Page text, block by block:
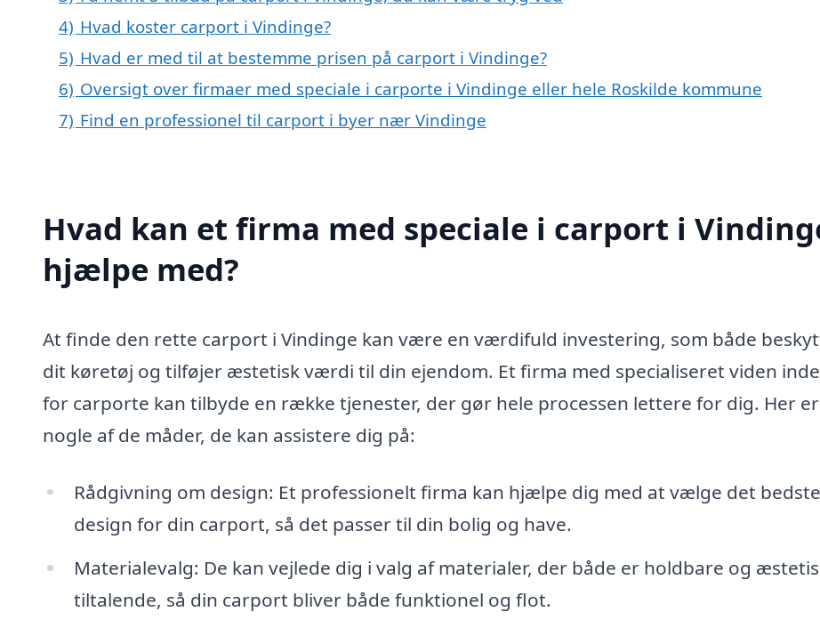
4) Hvad koster carport i Vindinge?
5) Hvad er med til at bestemme prisen på carport i Vindinge?
6) Oversigt over firmaer med speciale i carporte i Vindinge eller hele Roskilde kommune
7) Find en professionel til carport i byer nær Vindinge
Hvad kan et firma med speciale i carport i
hjælpe med?
At finde den rette carport i Vindinge kan være en værdifuld investering, som både
dit køretøj og tilføjer æstetisk værdi til din ejendom. Et firma med specialiseret viden
for carporte kan tilbyde en række tjenester, der gør hele processen lettere for dig. Her er
nogle af de måder, de kan assistere dig på:
Rådgivning om design: Et professionelt firma kan hjælpe dig med at vælge det bedste
design for din carport, så det passer til din bolig og have.
Materialevalg: De kan vejlede dig i valg af materialer, der både er holdbare og
tiltalende, så din carport bliver både funktionel og flot.